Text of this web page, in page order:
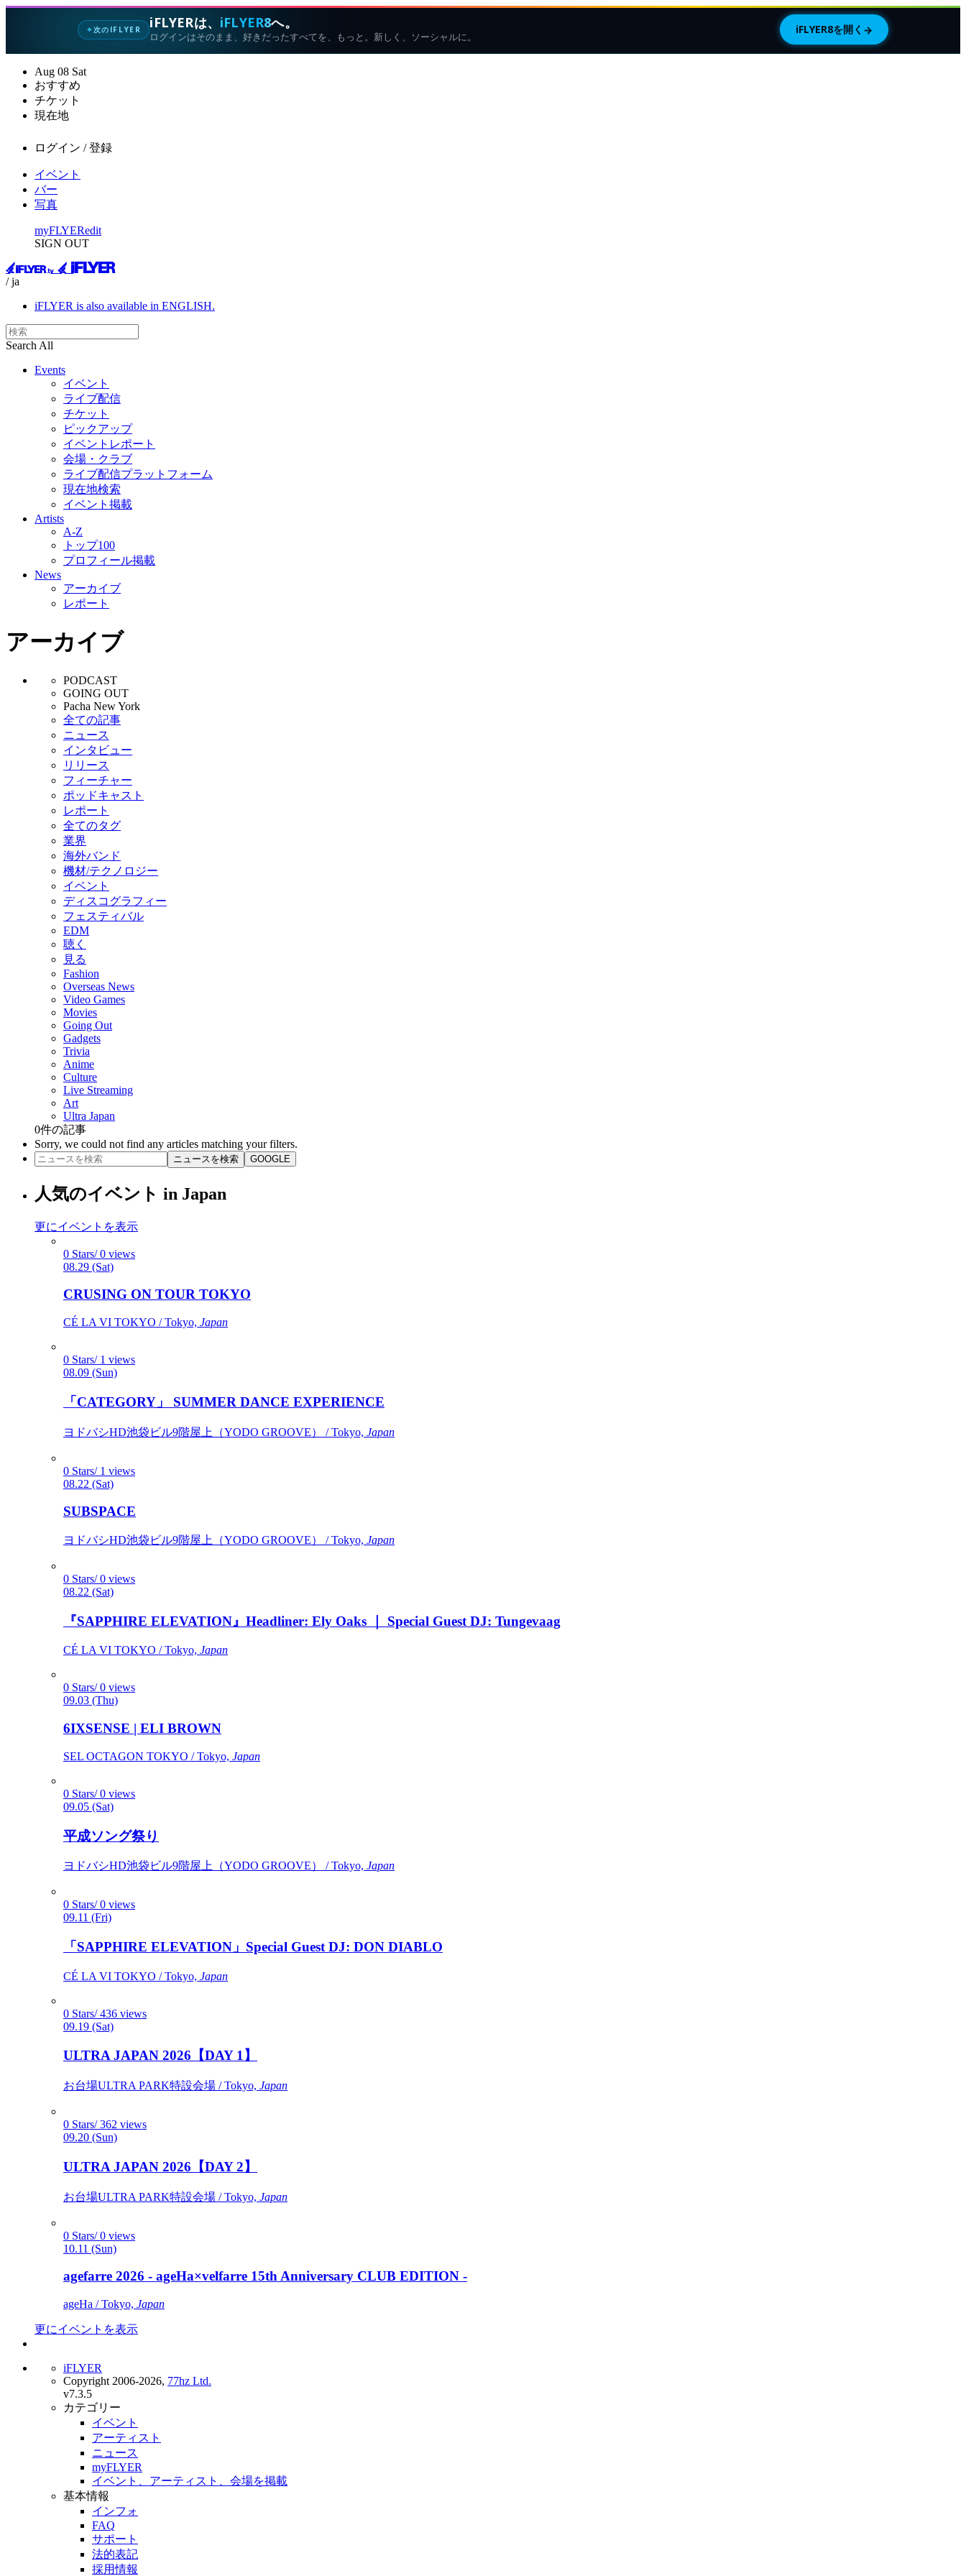
✦次のIFLYER iFLYERは、 iFLYER8へ。
ログインはそのまま、好きだったすべてを、もっと。新しく、ソーシャルに。
iFLYER8を開く →
Aug 08 Sat
おすすめ
チケット
現在地
ログイン / 登録
イベント
バー
写真
myFLYERedit
SIGN OUT
/ ja
iFLYER is also available in ENGLISH.
Search All
Events
イベント
ライブ配信
チケット
ピックアップ
イベントレポート
会場・クラブ
ライブ配信プラットフォーム
現在地検索
イベント掲載
Artists
A-Z
トップ100
プロフィール掲載
News
アーカイブ
レポート
アーカイブ
PODCAST
GOING OUT
Pacha New York
全ての記事
ニュース
インタビュー
リリース
フィーチャー
ポッドキャスト
レポート
全てのタグ
業界
海外バンド
機材/テクノロジー
イベント
ディスコグラフィー
フェスティバル
EDM
聴く
見る
Fashion
Overseas News
Video Games
Movies
Going Out
Gadgets
Trivia
Anime
Culture
Live Streaming
Art
Ultra Japan
0件の記事
Sorry, we could not find any articles matching your filters.
ニュースを検索 GOOGLE
人気のイベント in Japan
更にイベントを表示
0 Stars/ 0 views
08.29 (Sat)
CRUSING ON TOUR TOKYO
CÉ LA VI TOKYO / Tokyo, Japan
0 Stars/ 1 views
08.09 (Sun)
「CATEGORY」 SUMMER DANCE EXPERIENCE
ヨドバシHD池袋ビル9階屋上（YODO GROOVE） / Tokyo, Japan
0 Stars/ 1 views
08.22 (Sat)
SUBSPACE
ヨドバシHD池袋ビル9階屋上（YODO GROOVE） / Tokyo, Japan
0 Stars/ 0 views
08.22 (Sat)
『SAPPHIRE ELEVATION』Headliner: Ely Oaks ｜ Special Guest DJ: Tungevaag
CÉ LA VI TOKYO / Tokyo, Japan
0 Stars/ 0 views
09.03 (Thu)
6IXSENSE | ELI BROWN
SEL OCTAGON TOKYO / Tokyo, Japan
0 Stars/ 0 views
09.05 (Sat)
平成ソング祭り
ヨドバシHD池袋ビル9階屋上（YODO GROOVE） / Tokyo, Japan
0 Stars/ 0 views
09.11 (Fri)
「SAPPHIRE ELEVATION」Special Guest DJ: DON DIABLO
CÉ LA VI TOKYO / Tokyo, Japan
0 Stars/ 436 views
09.19 (Sat)
ULTRA JAPAN 2026【DAY 1】
お台場ULTRA PARK特設会場 / Tokyo, Japan
0 Stars/ 362 views
09.20 (Sun)
ULTRA JAPAN 2026【DAY 2】
お台場ULTRA PARK特設会場 / Tokyo, Japan
0 Stars/ 0 views
10.11 (Sun)
agefarre 2026 - ageHa×velfarre 15th Anniversary CLUB EDITION -
ageHa / Tokyo, Japan
更にイベントを表示
iFLYER
Copyright 2006-2026, 77hz Ltd.
v7.3.5
カテゴリー
イベント
アーティスト
ニュース
myFLYER
イベント、アーティスト、会場を掲載
基本情報
インフォ
FAQ
サポート
法的表記
採用情報